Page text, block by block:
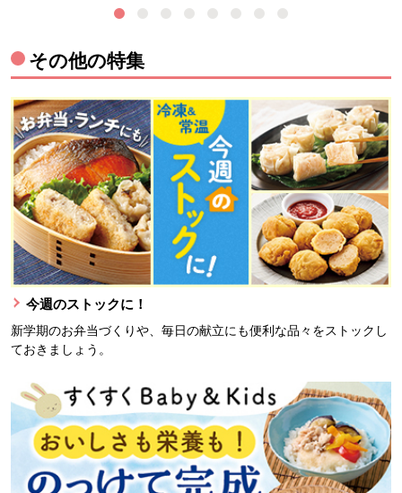
その他の特集
今週のストックに！
新学期のお弁当づくりや、毎日の献立にも便利な品々をストックし
ておきましょう。